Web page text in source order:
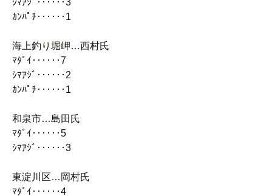
ｶﾝﾊﾟﾁ‥‥‥1
海上釣り堀岬…西村氏
ﾏﾀﾞｲ‥‥‥7
ｼﾏｱｼﾞ‥‥‥2
ｶﾝﾊﾟﾁ‥‥‥1
和泉市…島田氏
ﾏﾀﾞｲ‥‥‥5
ｼﾏｱｼﾞ‥‥‥3
東淀川区…岡村氏
ﾏﾀﾞｲ‥‥‥4